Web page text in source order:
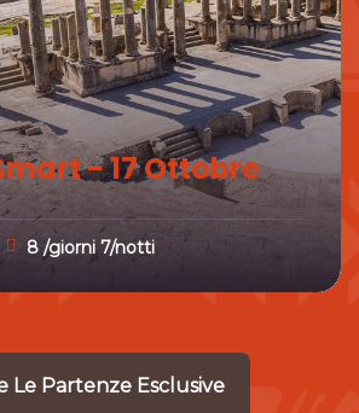
- 17 Ottobre
8 /giorni 7/notti
Le Partenze Esclusive